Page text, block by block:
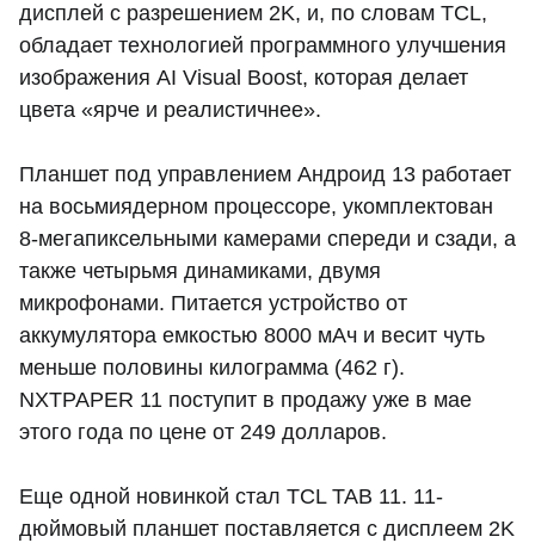
дисплей с разрешением 2K, и, по словам TCL,
обладает технологией программного улучшения
изображения AI Visual Boost, которая делает
цвета «ярче и реалистичнее».
Планшет под управлением Андроид 13 работает
на восьмиядерном процессоре, укомплектован
8-мегапиксельными камерами спереди и сзади, а
также четырьмя динамиками, двумя
микрофонами. Питается устройство от
аккумулятора емкостью 8000 мАч и весит чуть
меньше половины килограмма (462 г).
NXTPAPER 11 поступит в продажу уже в мае
этого года по цене от 249 долларов.
Еще одной новинкой стал TCL TAB 11. 11-
дюймовый планшет поставляется с дисплеем 2K